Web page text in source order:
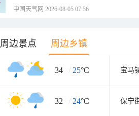
中国天气网 2026-08-05 07:56
周边景点 周边乡镇
34 / 25°C 宝马
32 / 24°C 保宁